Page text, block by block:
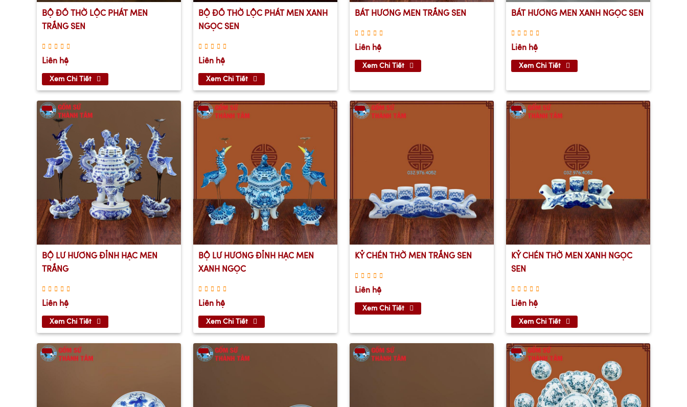
BỘ ĐỒ THỜ LỘC PHÁT MEN
TRẮNG SEN
Liên hệ
Xem Chi Tiết
BỘ ĐỒ THỜ LỘC PHÁT MEN XANH
NGỌC SEN
Liên hệ
Xem Chi Tiết
BÁT HƯƠNG MEN TRẮNG SEN
Liên hệ
Xem Chi Tiết
BÁT HƯƠNG MEN XANH NGỌC SEN
Liên hệ
Xem Chi Tiết
BỘ LƯ HƯƠNG ĐỈNH HẠC MEN
TRẮNG
Liên hệ
Xem Chi Tiết
BỘ LƯ HƯƠNG ĐỈNH HẠC MEN
XANH NGỌC
Liên hệ
Xem Chi Tiết
KỶ CHÉN THỜ MEN TRẮNG SEN
Liên hệ
Xem Chi Tiết
KỶ CHÉN THỜ MEN XANH NGỌC
SEN
Liên hệ
Xem Chi Tiết